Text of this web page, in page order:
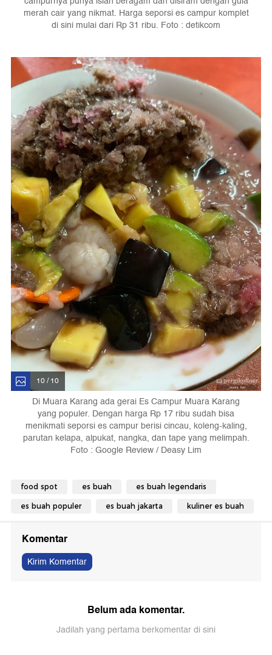
merah cair yang nikmat. Harga seporsi es campur komplet
di sini mulai dari Rp 31 ribu. Foto : detikcom
10 / 10
Di Muara Karang ada gerai Es Campur Muara Karang
yang populer. Dengan harga Rp 17 ribu sudah bisa
menikmati seporsi es campur berisi cincau, koleng-kaling,
parutan kelapa, alpukat, nangka, dan tape yang melimpah.
Foto : Google Review / Deasy Lim
food spot es buah es buah legendaris
es buah populer es buah jakarta kuliner es buah
Komentar
Kirim Komentar
Belum ada komentar.
Jadilah yang pertama berkomentar di sini